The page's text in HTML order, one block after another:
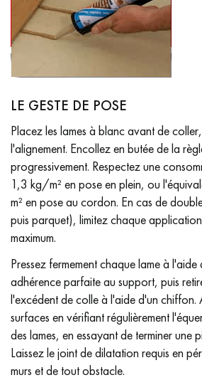
LE GESTE DE POSE
Placez les lames à blanc avant de
l'alignement. Encollez en butée de la
progressivement. Respectez une
1,3 kg/m² en pose en plein, ou
m² en pose au cordon. En cas de
puis parquet), limitez chaque
maximum.
Pressez fermement chaque lame à
adhérence parfaite au support, puis
l'excédent de colle à l'aide d'un chiffon.
surfaces en vérifiant régulièrement
des lames, en essayant de terminer une
Laissez le joint de dilatation requis en
murs et de tout obstacle.